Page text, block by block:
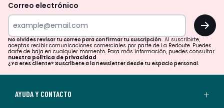
tu
para
confirmar
tu
suscripción.
Correo electrónico
OK
No olvides revisar tu correo para confirmar tu suscripción. Al suscribirte,
aceptas recibir comunicaciones comerciales por parte de La Redoute. Puedes
darte de baja en cualquier momento. Para más información, puedes consultar
nuestra política de privacidad.
¿Ya eres cliente? Suscríbete a la newsletter desde tu espacio personal.
AYUDA Y CONTACTO